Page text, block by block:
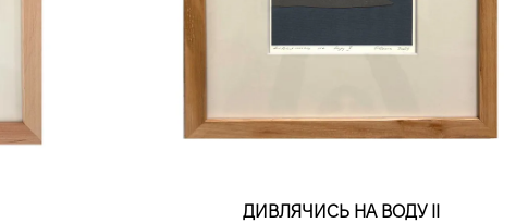
ДИВЛЯЧИСЬ НА ВОДУ ІІ